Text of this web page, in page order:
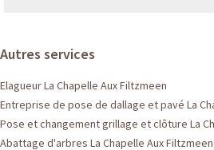
Autres services
Elagueur La Chapelle Aux Filtzmeen
Entreprise de pose de dallage et pavé La
Pose et changement grillage et clôture La
Abattage d'arbres La Chapelle Aux Filtzmeen